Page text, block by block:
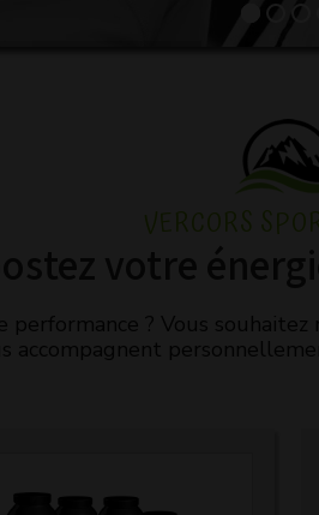
VERCORS
performance ? Vous
accompagnent